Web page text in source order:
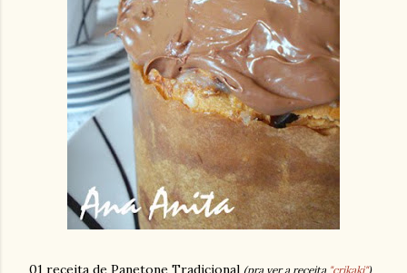
01 receita de Panetone Tradicional (pra ver a receita "crikaki")